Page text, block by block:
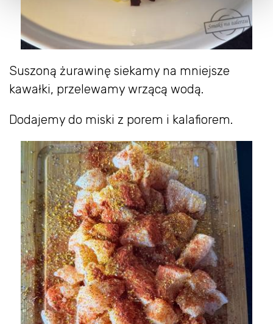
Suszoną żurawinę siekamy na mniejsze
kawałki, przelewamy wrzącą wodą.
Dodajemy do miski z porem i kalafiorem.